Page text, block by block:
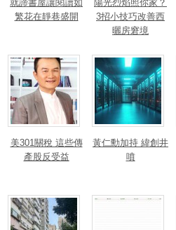
就諦書屋讓閱讀如
繁花在靜巷盛開
陽光烈焰照你家？
3招小技巧改善西
曬房窘境
美301關稅 這些傳
產股反受益
黃仁勳加持 緯創井
噴